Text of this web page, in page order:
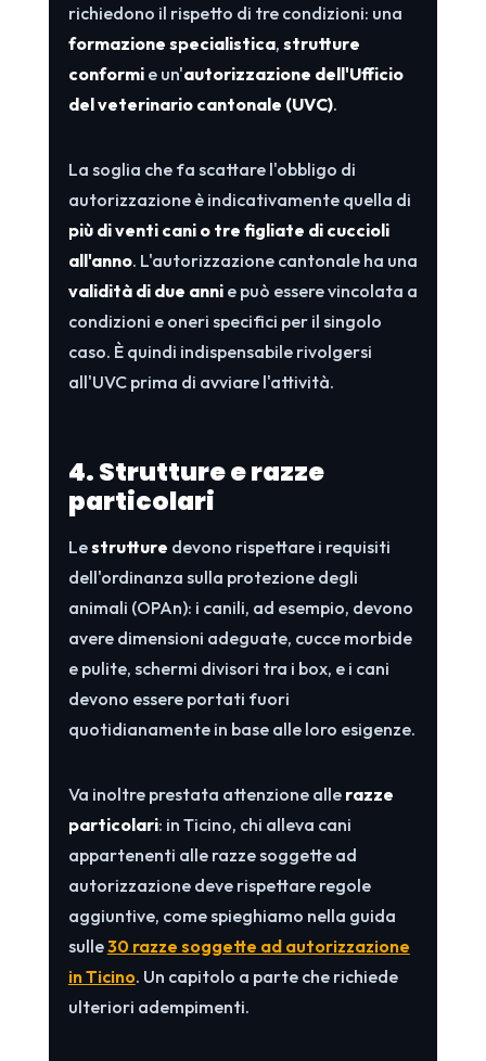
richiedono il rispetto di tre condizioni: una
formazione specialistica, strutture
conformie un'autorizzazione dell'Ufficio
del veterinario cantonale (UVC).
La soglia che fa scattare l'obbligo di
autorizzazione è indicativamente quella di
più di venti cani o tre figliate di cuccioli
all'anno. L'autorizzazione cantonale ha una
validità di due annie può essere vincolata a
condizioni e oneri specifici per il singolo
caso. È quindi indispensabile rivolgersi
all'UVC prima di avviare l'attività.
4. Strutture e razze
particolari
Lestrutture devono rispettare i requisiti
dell'ordinanza sulla protezione degli
animali (OPAn): i canili, ad esempio, devono
avere dimensioni adeguate, cucce morbide
e pulite, schermi divisori tra i box, e i cani
devono essere portati fuori
quotidianamente in base alle loro esigenze.
Va inoltre prestata attenzione alle razze
particolari: in Ticino, chi alleva cani
appartenenti alle razze soggette ad
autorizzazione deve rispettare regole
aggiuntive, come spieghiamo nella guida
sulle30 razze soggette ad autorizzazione
in Ticino. Un capitolo a parte che richiede
ulteriori adempimenti.